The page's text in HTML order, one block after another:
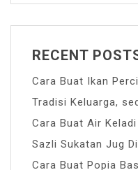
RECENT
Cara Buat Ikan
Tradisi Keluarga,
Cara Buat Air
Sazli Sukatan Jug
Cara Buat Popia